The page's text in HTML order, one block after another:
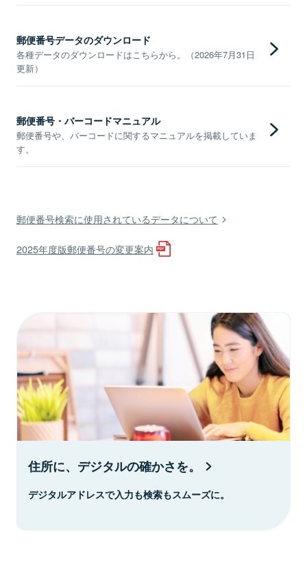
郵便番号データのダウンロード
各種データのダウンロードはこちらから。（2026年7月31日
更新）
郵便番号・バーコードマニュアル
郵便番号や、バーコードに関するマニュアルを掲載していま
す。
郵便番号検索に使用されているデータについて
2025年度版郵便番号の変更案内
住所に、デジタルの確かさを。
デジタルアドレスで入力も検索もスムーズに。